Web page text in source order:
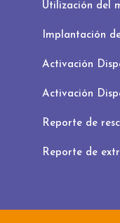
Utilización del
Implantación
Activación
Activación
Reporte de
Reporte de